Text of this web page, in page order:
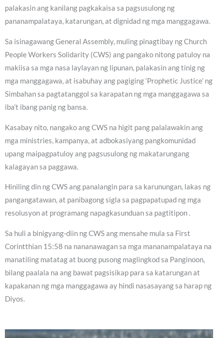
palakasin ang kanilang pagkakaisa sa pagsusulong ng
pananampalataya, katarungan, at dignidad ng mga manggagawa.
Sa isinagawang General Assembly, muling pinagtibay ng Church
People Workers Solidarity (CWS) ang pangako nitong patuloy na
makiisa sa mga nasa laylayan ng lipunan, palakasin ang tinig ng
mga manggagawa, at isabuhay ang pagiging ‘Prophetic Justice’ ng
Simbahan sa pagtatanggol sa karapatan ng mga manggagawa sa
iba’t ibang panig ng bansa.
Kasabay nito, nangako ang CWS na higit pang palalawakin ang
mga ministries, kampanya, at adbokasiyang pangkomunidad
upang maipagpatuloy ang pagsusulong ng makatarungang
kalagayan sa paggawa.
Hiniling din ng CWS ang panalangin para sa karunungan, lakas ng
pangangatawan, at panibagong sigla sa pagpapatupad ng mga
resolusyon at programang napagkasunduan sa pagtitipon .
Sa huli a binigyang-diin ng CWS ang mensahe mula sa First
Corintthian 15:58 na nananawagan sa mga mananampalataya na
manatiling matatag at buong pusong maglingkod sa Panginoon,
bilang paalala na ang bawat pagsisikap para sa katarungan at
kapakanan ng mga manggagawa ay hindi nasasayang sa harap ng
Diyos.